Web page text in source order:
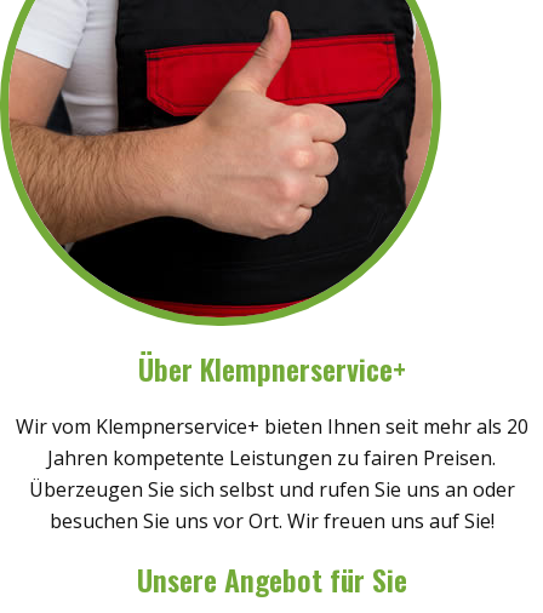
Über Klempnerservice+
Wir vom Klempnerservice+ bieten Ihnen seit mehr als 20
Jahren kompetente Leistungen zu fairen Preisen.
Überzeugen Sie sich selbst und rufen Sie uns an oder
besuchen Sie uns vor Ort. Wir freuen uns auf Sie!
Unsere Angebot für Sie